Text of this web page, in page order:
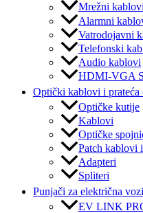
Mrežni
Alarmni
Vatrodojavni
Telefonski
Audio kablovi
HDMI-VGA
Optički kablovi i prateća
Optičke kutije
Kablovi
Optičke
Patch kablovi
Adapteri
Spliteri
Punjači za električna
EV LINK